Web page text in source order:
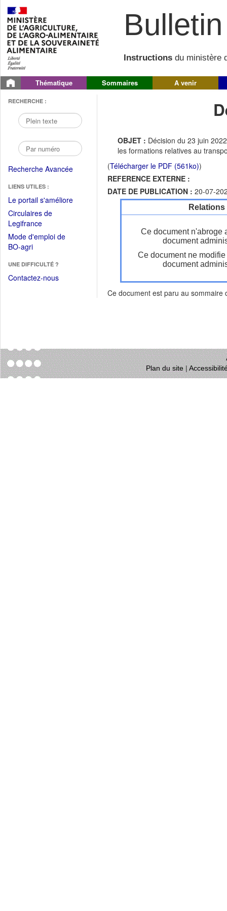
Instructions du ministère
Thématique Sommaires A venir
RECHERCHE :
Recherche Avancée
LIENS UTILES :
Le portail s'améliore(Fichier
Circulaires de
Legifrance(Ouvrir
dans
une
fenêtre)
Mode d'emploi de
BO-agri(Ouvrir
une
nouvelle
UNE DIFFICULTÉ ?
Contactez-nous
OBJET : Décision du 23 juin
les formations relatives au
(Télécharger le PDF (561ko))
REFERENCE EXTERNE :
DATE DE PUBLICATION : 20-07-
Ce document n'abroge
document
Ce document ne
document
Ce document est paru au sommaire
Plan du site|